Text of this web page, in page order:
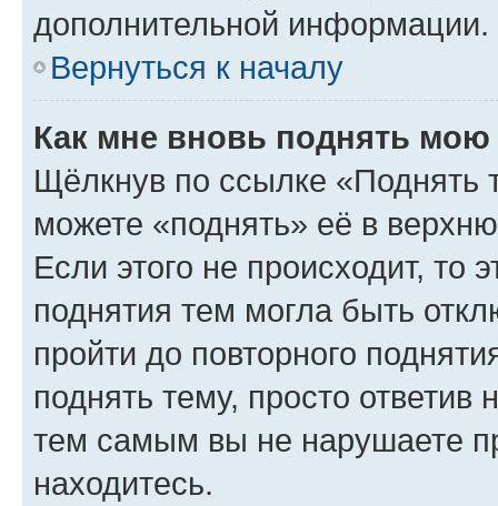
дополнительной информации.
Вернуться к началу
Как мне вновь поднять мою
Щёлкнув по ссылке «Поднять
можете «поднять» её в
Если этого не происходит, то
поднятия тем могла быть
пройти до повторного
поднять тему, просто ответив
тем самым вы не нарушаете
находитесь.